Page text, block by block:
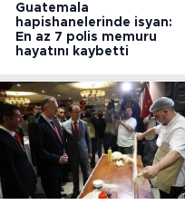
Guatemala
hapishanelerinde isyan:
En az 7 polis memuru
hayatını kaybetti